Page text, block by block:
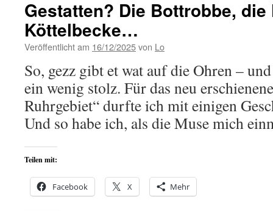
Gestatten? Die Bottrobbe,
Köttelbecke…
Veröffentlicht am 16/12/2025von Lo
So, gezz gibt et wat auf die Ohren –
ein wenig stolz. Für das neu
Ruhrgebiet“ durfte ich mit einigen
Und so habe ich, als die Muse mich
Teilen mit:
Facebook X Mehr